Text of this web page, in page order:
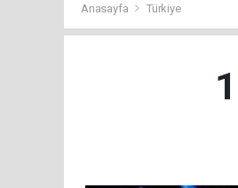
Anasayfa Türkiye